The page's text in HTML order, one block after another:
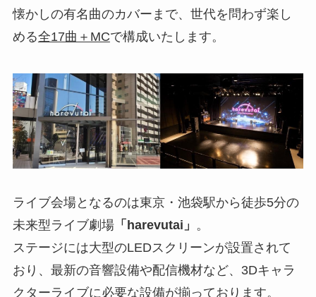
懐かしの有名曲のカバーまで、世代を問わず楽し
める全17曲＋MCで構成いたします。
ライブ会場となるのは東京・池袋駅から徒歩5分の
未来型ライブ劇場「harevutai」 。
ステージには大型のLEDスクリーンが設置されて
おり、最新の音響設備や配信機材など、3Dキャラ
クターライブに必要な設備が揃っております。